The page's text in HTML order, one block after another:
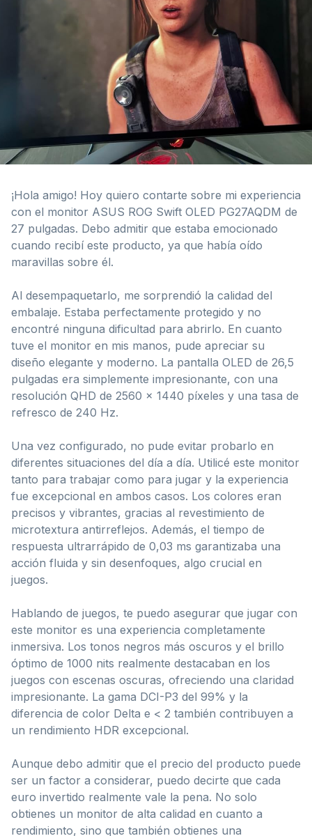
¡Hola amigo! Hoy quiero contarte sobre mi experiencia
con el monitor ASUS ROG Swift OLED PG27AQDM de
27 pulgadas. Debo admitir que estaba emocionado
cuando recibí este producto, ya que había oído
maravillas sobre él.
Al desempaquetarlo, me sorprendió la calidad del
embalaje. Estaba perfectamente protegido y no
encontré ninguna dificultad para abrirlo. En cuanto
tuve el monitor en mis manos, pude apreciar su
diseño elegante y moderno. La pantalla OLED de 26,5
pulgadas era simplemente impresionante, con una
resolución QHD de 2560 x 1440 píxeles y una tasa de
refresco de 240 Hz.
Una vez configurado, no pude evitar probarlo en
diferentes situaciones del día a día. Utilicé este monitor
tanto para trabajar como para jugar y la experiencia
fue excepcional en ambos casos. Los colores eran
precisos y vibrantes, gracias al revestimiento de
microtextura antirreflejos. Además, el tiempo de
respuesta ultrarrápido de 0,03 ms garantizaba una
acción fluida y sin desenfoques, algo crucial en
juegos.
Hablando de juegos, te puedo asegurar que jugar con
este monitor es una experiencia completamente
inmersiva. Los tonos negros más oscuros y el brillo
óptimo de 1000 nits realmente destacaban en los
juegos con escenas oscuras, ofreciendo una claridad
impresionante. La gama DCI-P3 del 99% y la
diferencia de color Delta e < 2 también contribuyen a
un rendimiento HDR excepcional.
Aunque debo admitir que el precio del producto puede
ser un factor a considerar, puedo decirte que cada
euro invertido realmente vale la pena. No solo
obtienes un monitor de alta calidad en cuanto a
rendimiento, sino que también obtienes una